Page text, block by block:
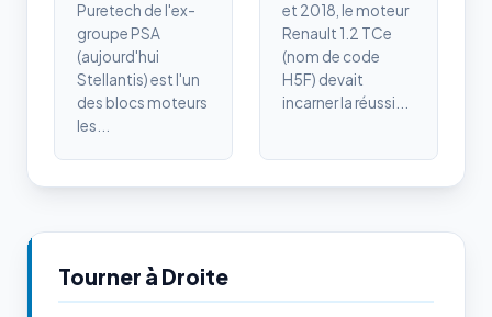
Puretech de l'ex-
groupe PSA
(aujourd'hui
Stellantis) est l'un
des blocs moteurs
les...
et 2018, le moteur
Renault 1.2 TCe
(nom de code
H5F) devait
incarner la réussi...
Tourner à Droite